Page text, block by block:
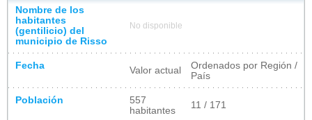
Nombre de los
habitantes
(gentilicio) del
municipio de Risso
No disponible
Fecha Valor actual
Ordenados por Región /
País
Población
557
habitantes
11 / 171